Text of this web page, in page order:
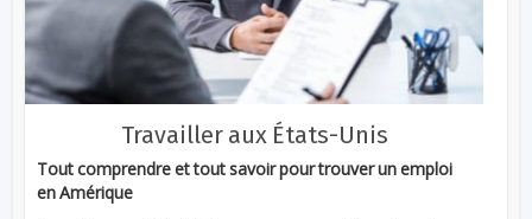
Travailler aux États-Unis
Tout comprendre et tout savoir pour trouver un emploi
en Amérique